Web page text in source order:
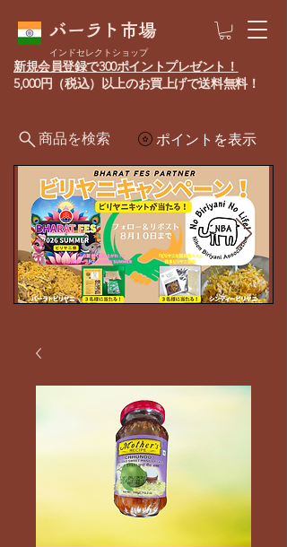
バーラト市場
ポイントを表示
新規会員登録で300ポイントプレゼント！
5,000円（税込）以上のお買上げで送料無料！
インドセレクトショップ
商品を検索